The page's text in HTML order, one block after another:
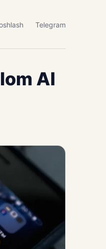
Telegram
AI